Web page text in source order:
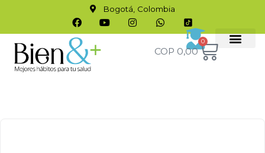
Bogotá, Colombia
COP 0,00
0